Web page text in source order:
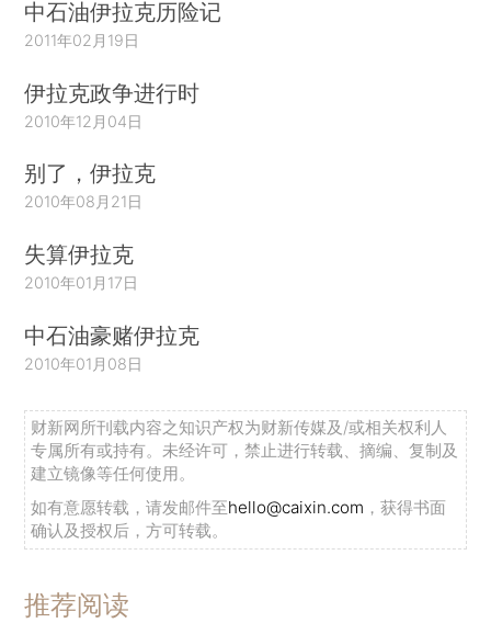
中石油伊拉克历险记
2011年02月19日
伊拉克政争进行时
2010年12月04日
别了，伊拉克
2010年08月21日
失算伊拉克
2010年01月17日
中石油豪赌伊拉克
2010年01月08日
财新网所刊载内容之知识产权为财新传媒及/或相关权利人
专属所有或持有。未经许可，禁止进行转载、摘编、复制及
建立镜像等任何使用。
如有意愿转载，请发邮件至hello@caixin.com ，获得书面
确认及授权后，方可转载。
推荐阅读